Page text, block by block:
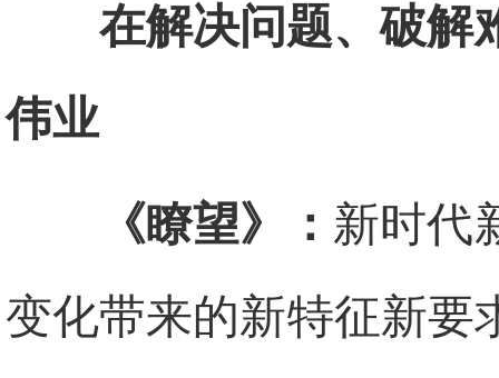
在解决问题、破解
伟业
《瞭望》： 新时代
变化带来的新特征新要